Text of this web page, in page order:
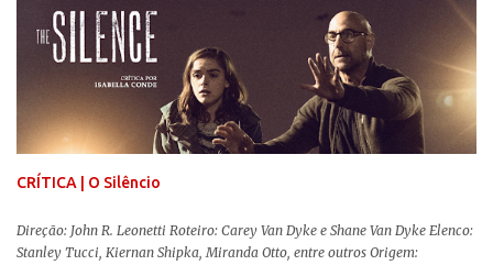
menos de vilão. O longa de Todd Phillips (Se Beber, Não Case!) segue uma
trajetória profunda do reflexo da corrupção da sociedade na vida de um ser
humano, capaz de causar perturbação e desconforto do inicio ao fim da
projeção, e por mais um bom tempo após deixar o cinema. Trata-se de
uma obra difícil de ser "digerida", pois lida com temas sensíveis, como
abuso, doença mental, bullying e violência física. Todo esse turbilhão de
informações molda a mente d...
CRÍTICA | O Silêncio
Direção: John R. Leonetti Roteiro: Carey Van Dyke e Shane Van Dyke Elenco:
Stanley Tucci, Kiernan Shipka, Miranda Otto, entre outros Origem: